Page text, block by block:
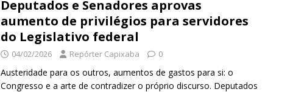
Deputados e Senadores aprovas
aumento de privilégios para servidores
do Legislativo federal
04/02/2026 Repórter Capixaba 0
Austeridade para os outros, aumentos de gastos para si: o
Congresso e a arte de contradizer o próprio discurso. Deputados